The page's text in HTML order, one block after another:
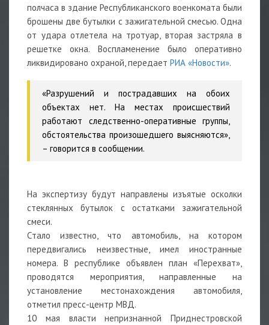
полчаса в здание Республиканского военкомата были
брошены две бутылки с зажигательной смесью. Одна
от удара отлетела на тротуар, вторая застряла в
решетке окна. Воспламенение было оперативно
ликвидировано охраной, передает РИА «Новости».
«Разрушений и пострадавших на обоих
объектах нет. На местах происшествий
работают следственно-оперативные группы,
обстоятельства произошедшего выясняются»,
– говорится в сообщении.
На экспертизу будут направлены изъятые осколки
стеклянных бутылок с остатками зажигательной
смеси.
Стало известно, что автомобиль, на котором
передвигались неизвестные, имел иностранные
номера. В республике объявлен план «Перехват»,
проводятся мероприятия, направленные на
установление местонахождения автомобиля,
отметил пресс-центр МВД.
10 мая власти непризнанной Приднестровской